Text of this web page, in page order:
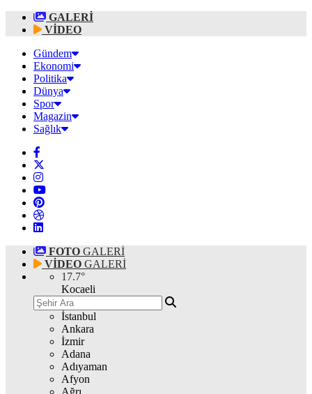
GALERİ
VİDEO
Gündem
Ekonomi
Politika
Dünya
Spor
Magazin
Sağlık
FOTO GALERİ
VİDEO GALERİ
17.7°
Kocaeli
İstanbul
Ankara
İzmir
Adana
Adıyaman
Afyon
Ağrı